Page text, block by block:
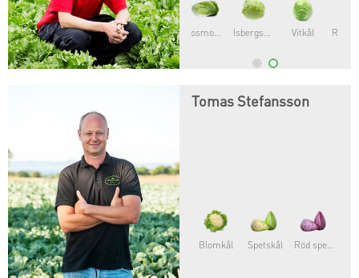
Dill Krondill
Tomas Stefansson
Blomkål Spetskål Röd spetskål